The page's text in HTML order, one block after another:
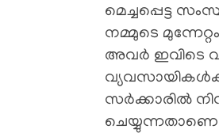
മെച്ചപ്പെട്ട
നമ്മുടെ
അവർ ഇവിടെ
സർക്കാരിൽ